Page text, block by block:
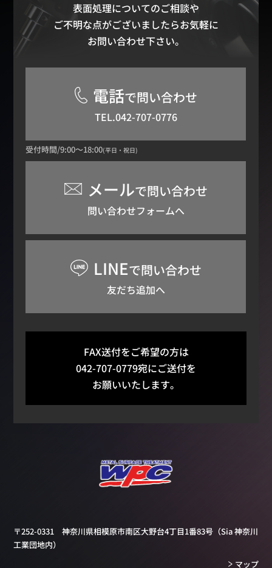
表面処理についてのご相談や
ご不明な点がございましたらお気軽に
お問い合わせ下さい。
電話で問い合わせ
TEL.042-707-0776
受付時間/9:00～18:00(平日・祝日)
メールで問い合わせ
問い合わせフォームへ
LINEで問い合わせ
友だち追加へ
FAX送付をご希望の方は
042-707-0779宛にご送付を
お願いいたします。
〒252-0331 神奈川県相模原市南区大野台4丁目1番83号 （Sia 神奈川
工業団地内）
マップ